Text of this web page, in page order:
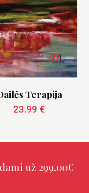
Terapija
23.99 €
už 299.00€